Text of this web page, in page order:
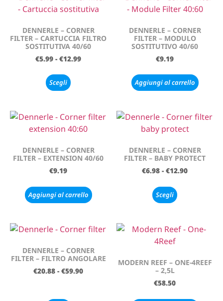
DENNERLE – CORNER
FILTER – CARTUCCIA FILTRO
SOSTITUTIVA 40/60
€5.99 - €12.99
Scegli
DENNERLE – CORNER
FILTER – MODULO
SOSTITUTIVO 40/60
€9.19
Aggiungi al carrello
DENNERLE – CORNER
FILTER – EXTENSION 40/60
€9.19
Aggiungi al carrello
DENNERLE – CORNER
FILTER – BABY PROTECT
€6.98 - €12.90
Scegli
DENNERLE – CORNER
FILTER – FILTRO ANGOLARE
€20.88 - €59.90
MODERN REEF – ONE-4REEF
– 2,5L
€58.50